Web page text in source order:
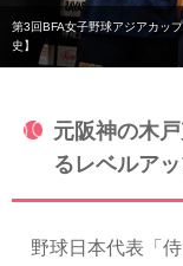
第3回BFA女子野球アジアカッ
史】
元阪神の木
るレベルア
野球日本代表「侍